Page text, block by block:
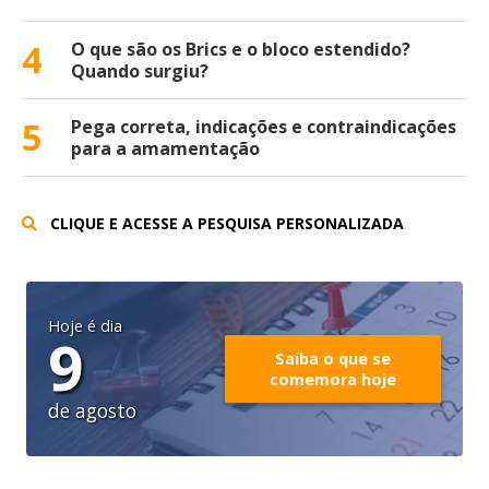
4
O que são os Brics e o bloco estendido?
Quando surgiu?
5
Pega correta, indicações e contraindicações
para a amamentação
CLIQUE E ACESSE A PESQUISA PERSONALIZADA
Hoje é dia
9
de agosto
Saiba o que se
comemora hoje